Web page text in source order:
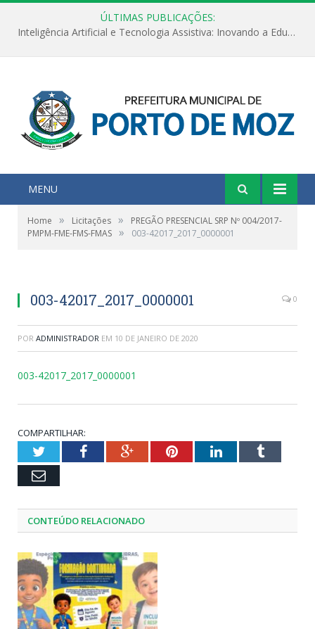
ÚLTIMAS PUBLICAÇÕES:
Inteligência Artificial e Tecnologia Assistiva: Inovando a Educação Especial e Inclusiva
MENU
Home » Licitações »
PREGÃO PRESENCIAL SRP Nº 004/2017-
PMPM-FME-FMS-FMAS » 003-42017_2017_0000001
003-42017_2017_0000001 0
POR ADMINISTRADOR EM 10 DE JANEIRO DE 2020
003-42017_2017_0000001
COMPARTILHAR:
TwitterFacebookGoogle+PinterestLinkedInTumblr
Email
CONTEÚDO RELACIONADO